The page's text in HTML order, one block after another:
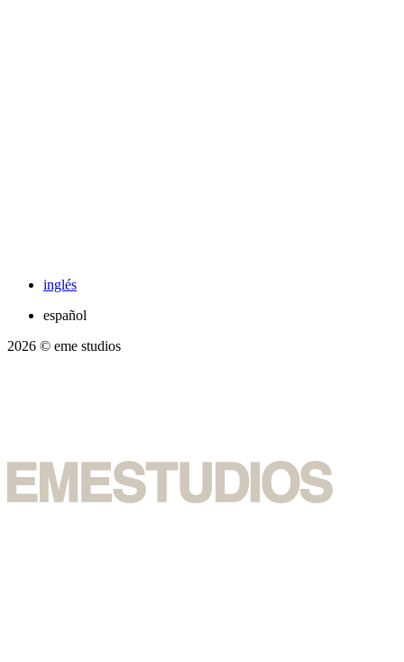
inglés
español
2026 © eme studios